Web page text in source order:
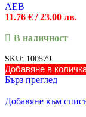
AEB
11.76 € / 23.00 лв.
В наличност
SKU: 100579
Добавяне в
Бърз преглед
Добавяне към